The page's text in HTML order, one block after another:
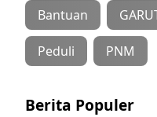
Bantuan
Peduli PNM
Berita Populer